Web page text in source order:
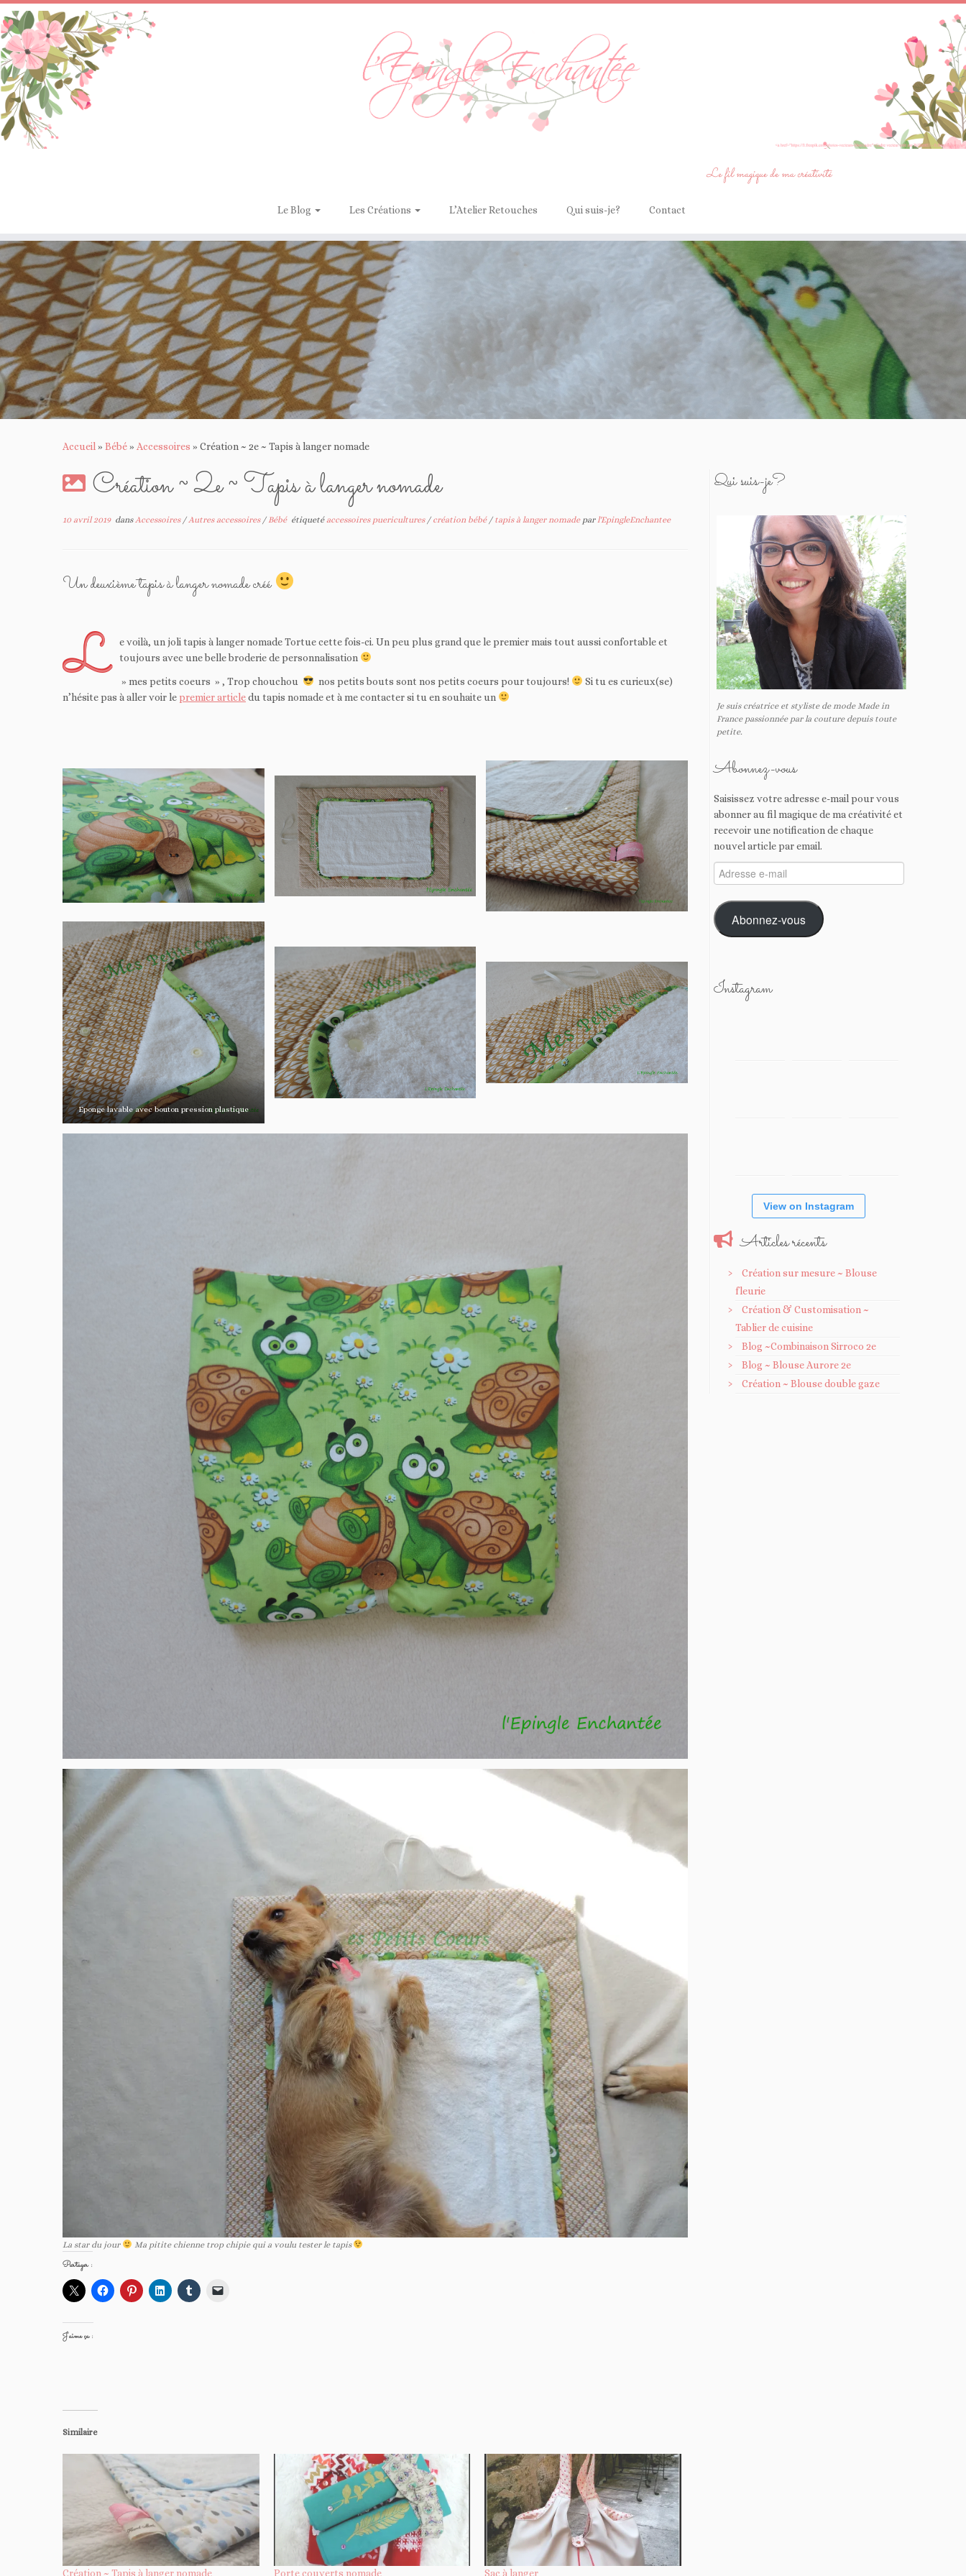
Passer
au
contenu
Le fil magique de ma créativité
Le Blog Les Créations L’Atelier Retouches Qui suis-je? Contact
Accueil » Bébé» Accessoires » Création ~ 2e ~ Tapis à langer nomade
Création ~ 2e ~ Tapis à langer nomade
10 avril 2019dans Accessoires / Autres accessoires / Bébé étiqueté accessoires puericultures / création bébé / tapis à langer nomade par l'EpingleEnchantee
Un deuxième tapis à langer nomade créé
L e voilà, un joli tapis à langer nomade Tortue cette fois-ci. Un peu plus grand que le premier mais tout aussi confortable et
toujours avec une belle broderie de personnalisation
» mes petits coeurs » , Trop chouchou nos petits bouts sont nos petits coeurs pour toujours!
Si tu es curieux(se)
n’hésite pas à aller voir le premier articledu tapis nomade et à me contacter si tu en souhaite un
Eponge lavable avec bouton pression plastique
La star du jour Ma pitite chienne trop chipie qui a voulu tester le tapis
Partager :
J’aime ça :
Similaire
Création ~ Tapis à langer nomade Porte couverts nomade Sac à langer
Qui suis-je?
Je suis créatrice et styliste de mode Made in
France passionnée par la couture depuis toute
petite.
Abonnez-vous
Saisissez votre adresse e-mail pour vous
abonner au fil magique de ma créativité et
recevoir une notification de chaque
nouvel article par email.
Adresse
e-
mail
Abonnez-vous
Instagram
View on Instagram
Articles récents
Création sur mesure ~ Blouse
fleurie
Création & Customisation ~
Tablier de cuisine
Blog ~Combinaison Sirroco 2e
Blog ~ Blouse Aurore 2e
Création ~ Blouse double gaze